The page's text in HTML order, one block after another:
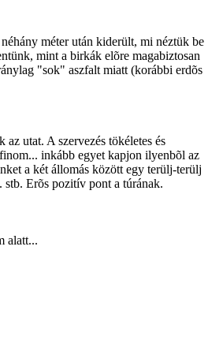
méter után kiderült, mi néztük be
mint a birkák elõre magabiztosan
"sok" aszfalt miatt (korábbi erdõs
utat. A szervezés tökéletes és
inkább egyet kapjon ilyenbõl az
a két állomás között egy terülj-terülj
stb. Erõs pozitív pont a túrának.
alatt...